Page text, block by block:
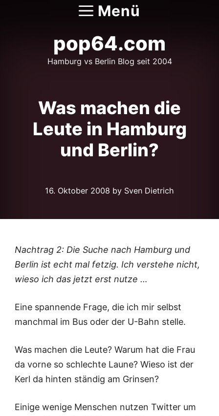
Menü
pop64.com
Hamburg vs Berlin Blog seit 2004
Was machen die
Leute in Hamburg
und Berlin?
16. Oktober 2008 by Sven Dietrich
Nachtrag 2: Die Suche nach Hamburg und
Berlin ist echt mal fetzig. Ich verstehe nicht,
wieso ich das jetzt erst nutze …
Eine spannende Frage, die ich mir selbst
manchmal im Bus oder der U-Bahn stelle.
Was machen die Leute? Warum hat die Frau
da vorne so schlechte Laune? Wieso ist der
Kerl da hinten ständig am Grinsen?
Einige wenige Menschen nutzen Twitter um